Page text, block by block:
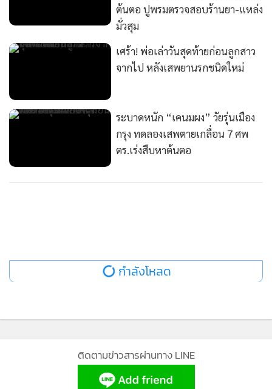
ต้นตอ ปูพรมตรวจสอบร้านยา-แหล่ง
มั่วสุม
เศร้า! พ่อเล่าวันสุดท้ายก่อนลูกสาว
จากไป หลังเสพยานรกชนิดใหม่
ระบาดหนัก “เคนมผง” วัยรุ่นเมือง
กรุง ทดลองเสพตายเกลื่อน 7 ศพ
ตร.เร่งสืบหาต้นตอ
กำลังโหลด
ติดตามข่าวสารผ่านทาง LINE